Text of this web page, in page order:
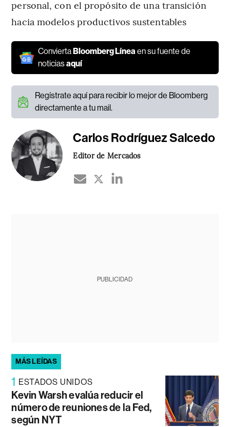
personal, con el propósito de una transición
hacia modelos productivos sustentables
Convierta Bloomberg Líneaen su fuente de
noticiasaquí
Regístrate aquí para recibir lo mejor de Bloomberg
directamente a tu mail.
Carlos Rodríguez Salcedo
Editor de Mercados
PUBLICIDAD
MÁS LEÍDAS
1 ESTADOS UNIDOS
Kevin Warsh evalúa reducir el
número de reuniones de la Fed,
según NYT